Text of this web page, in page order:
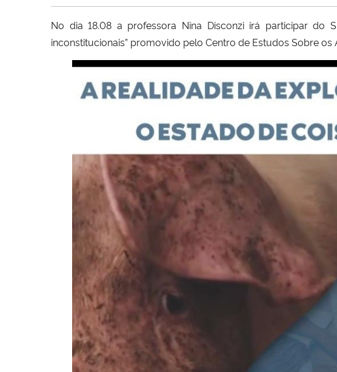
No dia 18.08 a professora Nina Disconzi irá participar do
inconstitucionais” promovido pelo Centro de Estudos Sobre os